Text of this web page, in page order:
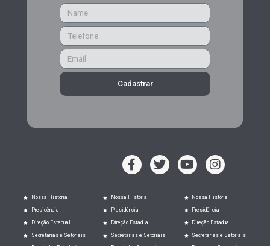
Cadastrar
Nossa História
Presidência
Direção Estadual
Secretarias e Setoriais
Nossa História
Presidência
Direção Estadual
Secretarias e Setoriais
Nossa História
Presidência
Direção Estadual
Secretarias e Setoriais